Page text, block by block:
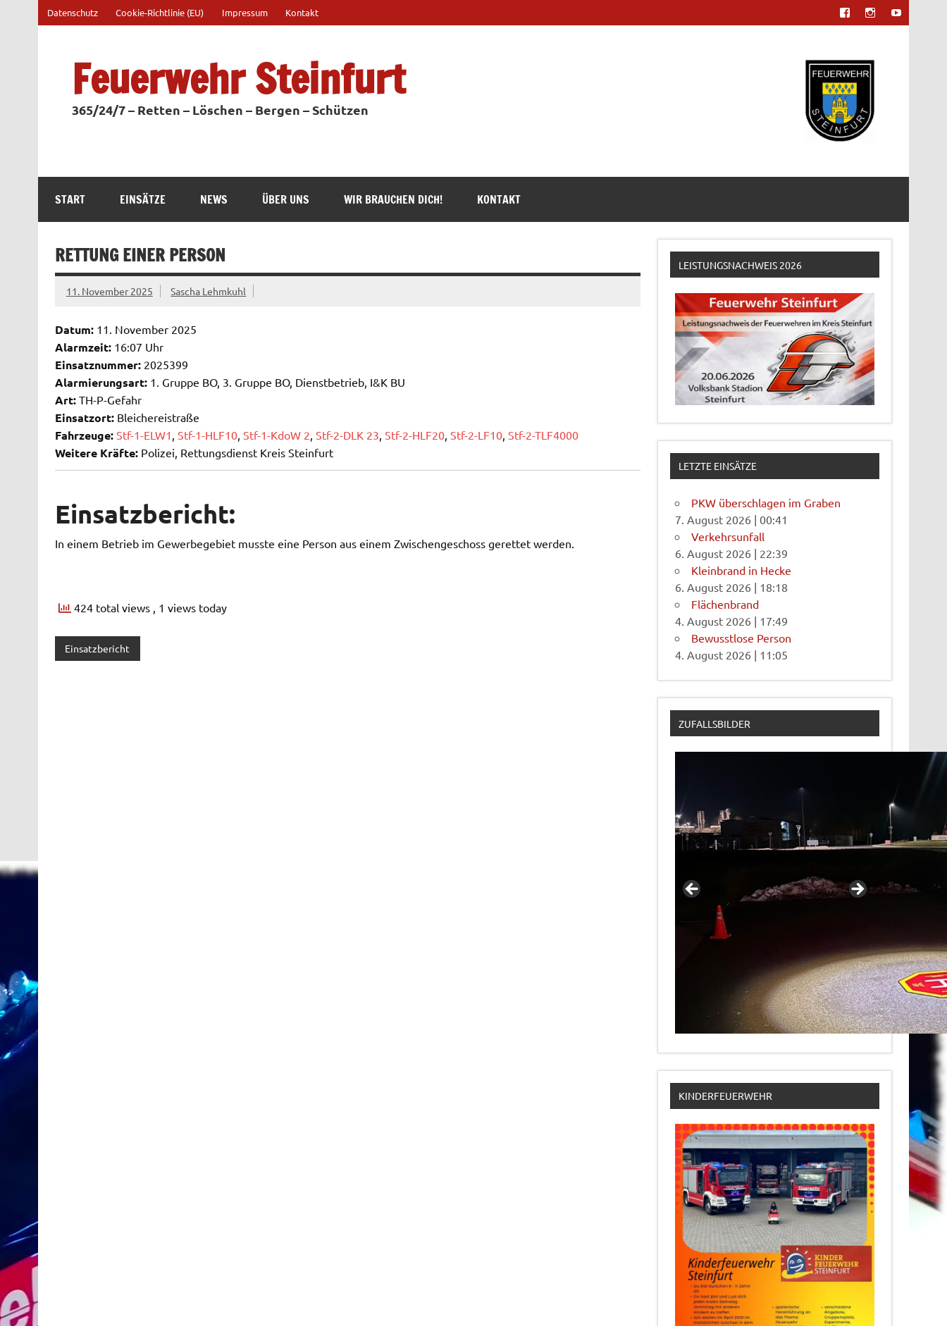
springen
Datenschutz Cookie-Richtlinie (EU) Impressum Kontakt
Feuerwehr Steinfurt
365/24/7 – Retten – Löschen – Bergen – Schützen
START EINSÄTZE NEWS ÜBER UNS WIR BRAUCHEN DICH! KONTAKT
RETTUNG EINER PERSON
11. November 2025 Sascha Lehmkuhl
Datum:11. November 2025
Alarmzeit:16:07 Uhr
Einsatznummer:2025399
Alarmierungsart:1. Gruppe BO, 3. Gruppe BO, Dienstbetrieb, I&K BU
Art:TH-P-Gefahr
Einsatzort:Bleichereistraße
Fahrzeuge: Stf-1-ELW1 , Stf-1-HLF10, Stf-1-KdoW 2, Stf-2-DLK 23, Stf-2-HLF20, Stf-2-LF10, Stf-2-TLF4000
Weitere Kräfte:Polizei, Rettungsdienst Kreis Steinfurt
Einsatzbericht:
In einem Betrieb im Gewerbegebiet musste eine Person aus einem Zwischengeschoss gerettet werden.
424 total views , 1 views today
Einsatzbericht
LEISTUNGSNACHWEIS 2026
LETZTE EINSÄTZE
PKW überschlagen im Graben
7. August 2026 |00:41
Verkehrsunfall
6. August 2026 | 22:39
Kleinbrand in Hecke
6. August 2026 | 18:18
Flächenbrand
4. August 2026 | 17:49
Bewusstlose Person
4. August 2026 | 11:05
ZUFALLSBILDER
KINDERFEUERWEHR